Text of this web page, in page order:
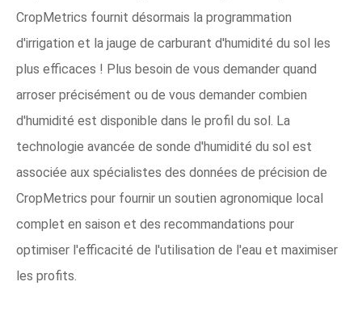
CropMetrics fournit désormais la programmation
d'irrigation et la jauge de carburant d'humidité du sol les
plus efficaces ! Plus besoin de vous demander quand
arroser précisément ou de vous demander combien
d'humidité est disponible dans le profil du sol. La
technologie avancée de sonde d'humidité du sol est
associée aux spécialistes des données de précision de
CropMetrics pour fournir un soutien agronomique local
complet en saison et des recommandations pour
optimiser l'efficacité de l'utilisation de l'eau et maximiser
les profits.